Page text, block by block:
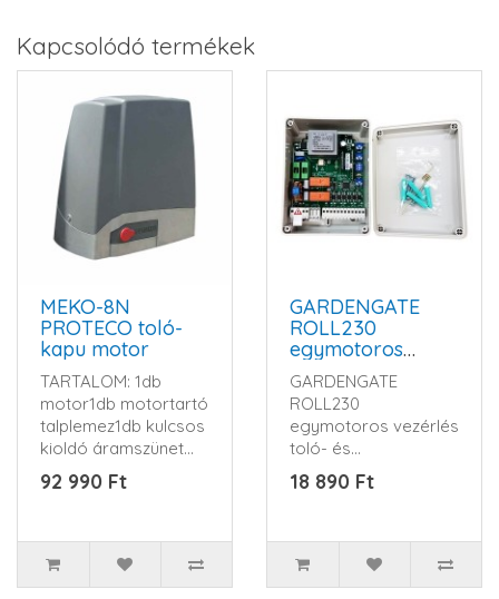
Kapcsolódó termékek
MEKO-8N
PROTECO toló-
kapu motor
TARTALOM: 1db
motor1db motortartó
talplemez1db kulcsos
kioldó áramszünet
esetére1db
kondenzátor..
92 990 Ft
GARDENGATE
ROLL230
egymotoros
vezérlés
GARDENGATE
ROLL230
egymotoros vezérlés
toló- és
nem..
18 890 Ft